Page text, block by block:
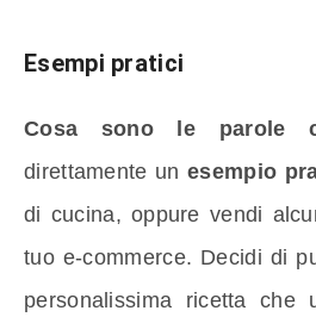
Esempi pratici
Cosa sono le parole
direttamente unesempio
di cucina, oppure vendi
tuo e-commerce. Decidi di
personalissima ricetta che